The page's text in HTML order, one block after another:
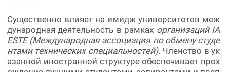
Существенно влияет на имидж университетов меж
дународная деятельность в рамках организаций IA
ESTE (Международная ассоциация по обмену студе
нтами технических специальностей). Членство в ук
азанной иностранной структуре обеспечивает прох